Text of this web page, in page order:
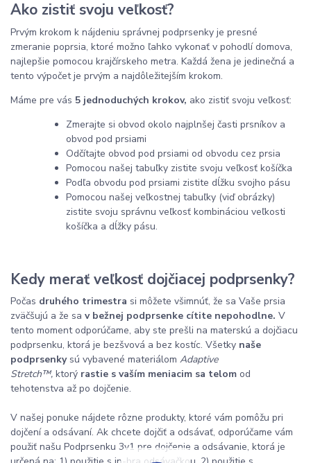
Ako zistiť svoju veľkosť?
Prvým krokom k nájdeniu správnej podprsenky je presné
zmeranie poprsia, ktoré možno ľahko vykonať v pohodlí domova,
najlepšie pomocou krajčírskeho metra. Každá žena je jedinečná a
tento výpočet je prvým a najdôležitejším krokom.
Máme pre vás 5 jednoduchých krokov, ako zistiť svoju veľkosť:
Zmerajte si obvod okolo najplnšej časti prsníkov a
obvod pod prsiami
Odčítajte obvod pod prsiami od obvodu cez prsia
Pomocou našej tabuľky zistite svoju veľkosť košíčka
Podľa obvodu pod prsiami zistite dĺžku svojho pásu
Pomocou našej veľkostnej tabuľky (viď obrázky)
zistite svoju správnu veľkosť kombináciou veľkosti
košíčka a dĺžky pásu.
Kedy merať veľkosť dojčiacej podprsenky?
Počas druhého trimestra si môžete všimnúť, že sa Vaše prsia
zväčšujú a že sa v bežnej podprsenke cítite nepohodlne. V
tento moment odporúčame, aby ste prešli na materskú a dojčiacu
podprsenku, ktorá je bezšvová a bez kostíc. Všetky naše
podprsenkysú vybavené materiálom Adaptive
Stretch™, ktorý rastie s vaším meniacim sa telom od
tehotenstva až po dojčenie.
V našej ponuke nájdete rôzne produkty, ktoré vám pomôžu pri
dojčení a odsávaní. Ak chcete dojčiť a odsávať, odporúčame vám
použiť našu Podprsenku 3v1 pre dojčenie a odsávanie, ktorá je